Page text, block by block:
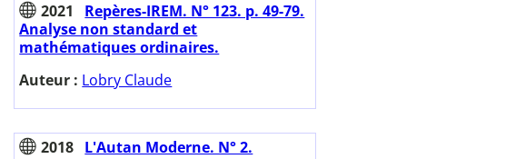
2021
Repères-IREM. N° 123. p. 49-79.
Analyse non standard et
mathématiques ordinaires.
Auteur : Lobry Claude
2018 L'Autan Moderne. N° 2.